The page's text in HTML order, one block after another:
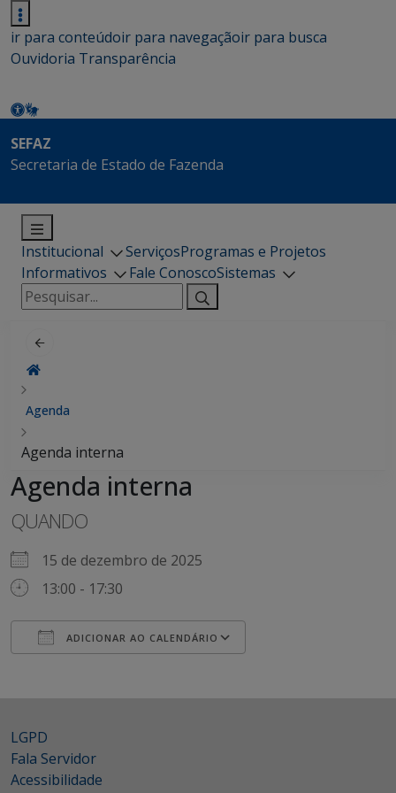
ir para conteúdoir para navegaçãoir para busca
Ouvidoria Transparência
SEFAZ
Secretaria de Estado de Fazenda
Institucional ServiçosProgramas e Projetos
Informativos
Fale ConoscoSistemas
Pesquisar
por:
Agenda
Agenda interna
Agenda interna
QUANDO
15 de dezembro de 2025
13:00 - 17:30
ADICIONAR AO CALENDÁRIO
LGPD
Fala Servidor
Acessibilidade